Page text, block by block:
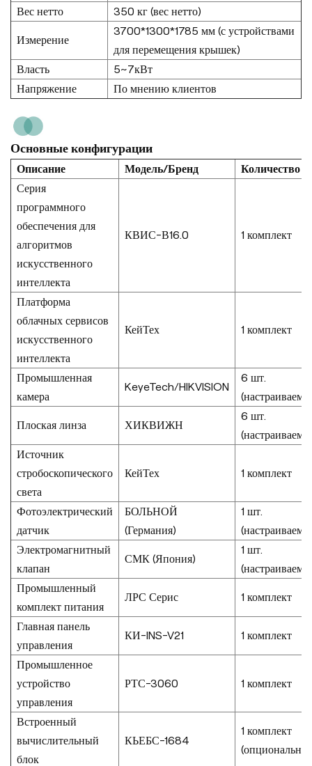
Вес нетто 350 кг (вес нетто)
Измерение
3700*1300*1785 мм (с устройствами
для перемещения крышек)
Власть
5~7кВт
Напряжение
По мнению клиентов
Основные конфигурации
Описание Модель/Бренд
Количество
Серия
программного
обеспечения для
алгоритмов
искусственного
интеллекта
КВИС-В16.0 1 комплект
Платформа
облачных сервисов
искусственного
интеллекта
КейТех 1 комплект
Промышленная
камера
KeyeTech/HIKVISION
6 шт.
Плоская линза ХИКВИЖН
6 шт.
Источник
стробоскопического
света
КейТех 1 комплект
Фотоэлектрический
датчик
БОЛЬНОЙ
(Германия)
1 шт.
Электромагнитный
клапан
СМК (Япония)
1 шт.
Промышленный
комплект питания
ЛРС Серис 1 комплект
Главная панель
управления
КИ-INS-V21 1 комплект
Промышленное
устройство
управления
РТС-3060 1 комплект
Встроенный
вычислительный
блок
КЬЕБС-1684
1 комплект
(опционально)